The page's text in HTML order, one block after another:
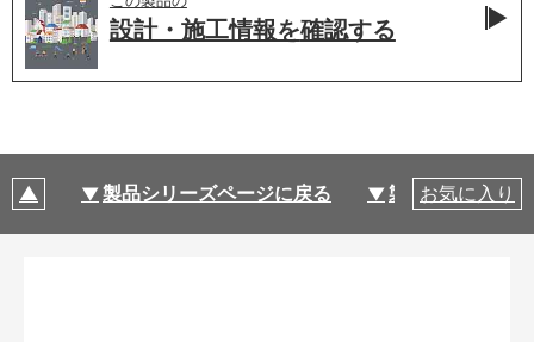
設計・施工情報を確認する
製品シリーズページに戻る 製品仕様
お気に入り